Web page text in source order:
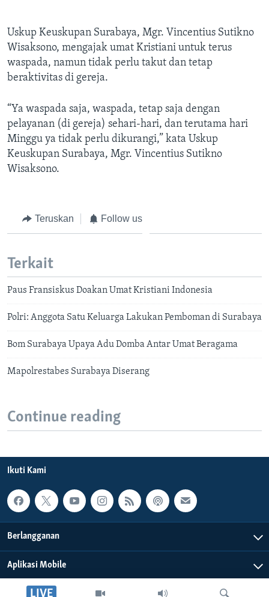
LIVE
Uskup Keuskupan Surabaya, Mgr. Vincentius Sutikno
Wisaksono, mengajak umat Kristiani untuk terus
waspada, namun tidak perlu takut dan tetap
beraktivitas di gereja.
“Ya waspada saja, waspada, tetap saja dengan
pelayanan (di gereja) sehari-hari, dan terutama hari
Minggu ya tidak perlu dikurangi,” kata Uskup
Keuskupan Surabaya, Mgr. Vincentius Sutikno
Wisaksono.
Teruskan Follow us
Terkait
Paus Fransiskus Doakan Umat Kristiani Indonesia
Polri: Anggota Satu Keluarga Lakukan Pemboman di Surabaya
Bom Surabaya Upaya Adu Domba Antar Umat Beragama
Mapolrestabes Surabaya Diserang
Continue reading
Ikuti Kami
Berlangganan
Aplikasi Mobile
Tentang Kami